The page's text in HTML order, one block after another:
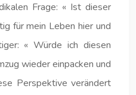
Frage: « Ist dieser
für mein Leben hier und
« Würde ich diesen
wieder einpacken und
Perspektive verändert